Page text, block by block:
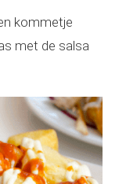
kommetje
met de salsa